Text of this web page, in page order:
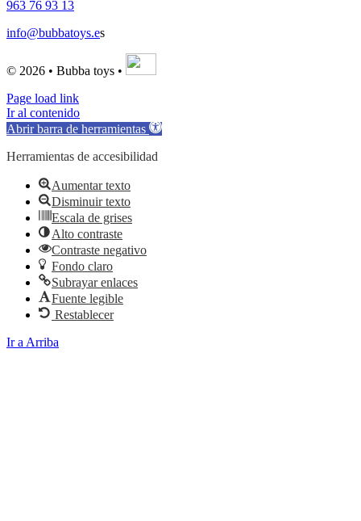
963 76 93 13
info@bubbatoys.es
© 2026 • Bubba toys •
Page load link
Ir al contenido
Abrir barra de herramientas
Herramientas de accesibilidad
Aumentar texto
Disminuir texto
Escala de grises
Alto contraste
Contraste negativo
Fondo claro
Subrayar enlaces
Fuente legible
Restablecer
Ir a Arriba